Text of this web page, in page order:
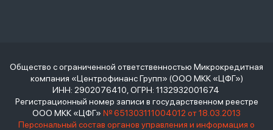
Общество с ограниченной ответственностью Микрокредитная
компания «Центрофинанс Групп» (ООО МКК «ЦФГ»)
ИНН: 2902076410, ОГРН: 1132932001674
Регистрационный номер записи в государственном реестре
ООО МКК «ЦФГ» № 651303111004012 от 18.03.2013
Персональный состав органов управления и информация о